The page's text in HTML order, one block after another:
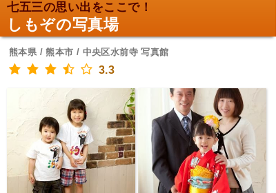
七五三の思い出をここで！
しもぞの写真場
熊本県 / 熊本市 / 中央区水前寺 写真館
3.3